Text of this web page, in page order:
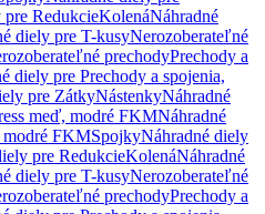
RedukcieKolenáNáhradné
diely pre T-kusyNerozoberateľné
prechodyPrechody a
diely pre Prechody a spojenia,
pre ZátkyNástenkyNáhradné
meď, modré FKMNáhradné
modré FKMSpojkyNáhradné diely
pre RedukcieKolenáNáhradné
diely pre T-kusyNerozoberateľné
prechodyPrechody a